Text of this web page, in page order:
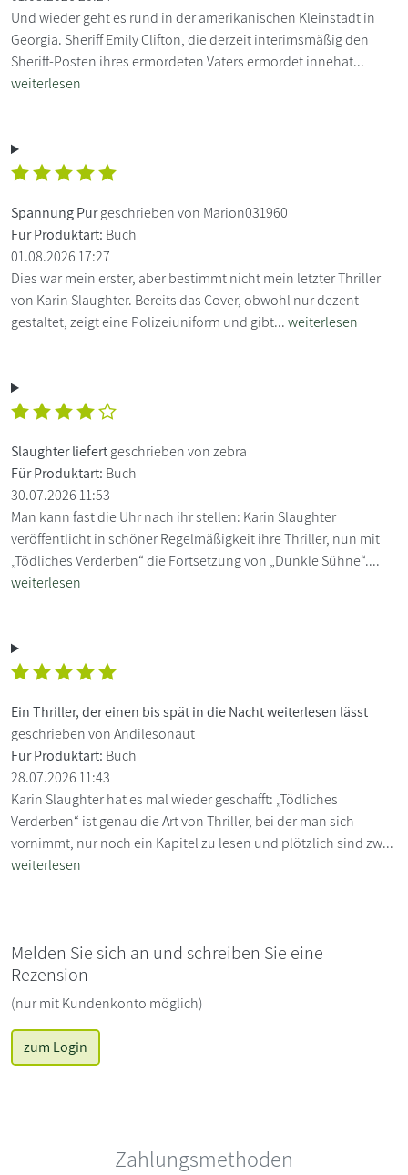
Und wieder geht es rund in der amerikanischen Kleinstadt in
Georgia. Sheriff Emily Clifton, die derzeit interimsmäßig den
Sheriff-Posten ihres ermordeten Vaters ermordet innehat...
weiterlesen
Spannung Purgeschrieben von Marion031960
Für Produktart: Buch
01.08.2026 17:27
Dies war mein erster, aber bestimmt nicht mein letzter Thriller
von Karin Slaughter. Bereits das Cover, obwohl nur dezent
gestaltet, zeigt eine Polizeiuniform und gibt...weiterlesen
Slaughter liefertgeschrieben von zebra
Für Produktart: Buch
30.07.2026 11:53
Man kann fast die Uhr nach ihr stellen: Karin Slaughter
veröffentlicht in schöner Regelmäßigkeit ihre Thriller, nun mit
„Tödliches Verderben“ die Fortsetzung von „Dunkle Sühne“....
weiterlesen
Ein Thriller, der einen bis spät in die Nacht weiterlesen lässt
geschrieben von Andilesonaut
Für Produktart: Buch
28.07.2026 11:43
Karin Slaughter hat es mal wieder geschafft: „Tödliches
Verderben“ ist genau die Art von Thriller, bei der man sich
vornimmt, nur noch ein Kapitel zu lesen und plötzlich sind zw...
weiterlesen
Melden Sie sich an und schreiben Sie eine
Rezension
(nur mit Kundenkonto möglich)
zum Login
Zahlungsmethoden